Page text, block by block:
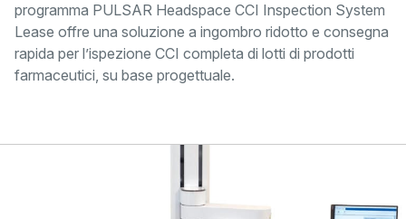
programma PULSAR Headspace CCI Inspection System
Lease offre una soluzione a ingombro ridotto e consegna
rapida per l’ispezione CCI completa di lotti di prodotti
farmaceutici, su base progettuale.